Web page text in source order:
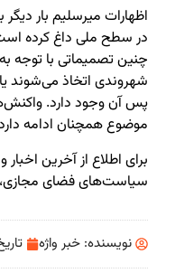
اظهارات میرسلیم بار
در سطح ملی داغ کرده
چنین تصمیماتی با توجه
شهروندی اتخاذ
پس آن وجود دارد.
موضوع همچنان ادامه
برای اطلاع از آخرین
سیاست‌های فضای مجازی،
نویسنده: خبر واژه